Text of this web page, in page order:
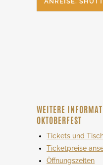
WEITERE
OKTOBERFEST
Tickets und
Ticketpreise
Öffnungszeiten